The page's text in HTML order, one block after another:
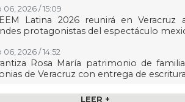
06, 2026 / 15:09
Latina 2026 reunirá en Veracruz
protagonistas del espectáculo
06, 2026 / 14:52
Rosa María patrimonio de
de Veracruz con entrega de
06, 2026 / 14:45 LEER +